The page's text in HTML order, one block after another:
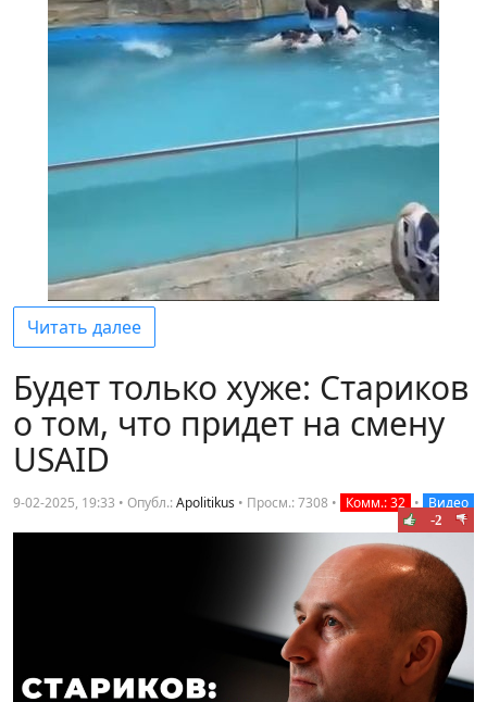
Читать далее
Будет только хуже: Стариков
о том, что придет на смену
USAID
9-02-2025, 19:33 • Опубл.:Apolitikus • Просм.: 7308 • Комм.: 32 • Видео
-2